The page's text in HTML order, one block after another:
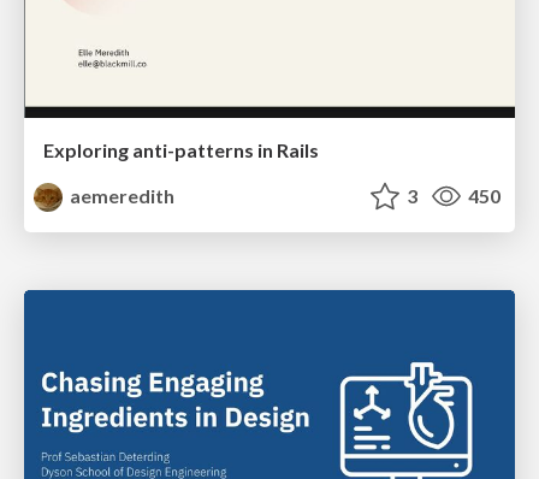
Exploring anti-patterns in Rails
aemeredith
3 450